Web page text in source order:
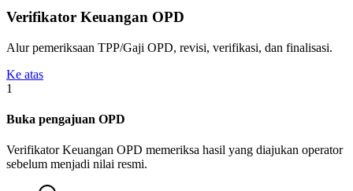
Verifikator Keuangan OPD
Alur pemeriksaan TPP/Gaji OPD, revisi, verifikasi, dan finalisasi.
Ke atas
1
Buka pengajuan OPD
Verifikator Keuangan OPD memeriksa hasil yang diajukan operator
sebelum menjadi nilai resmi.